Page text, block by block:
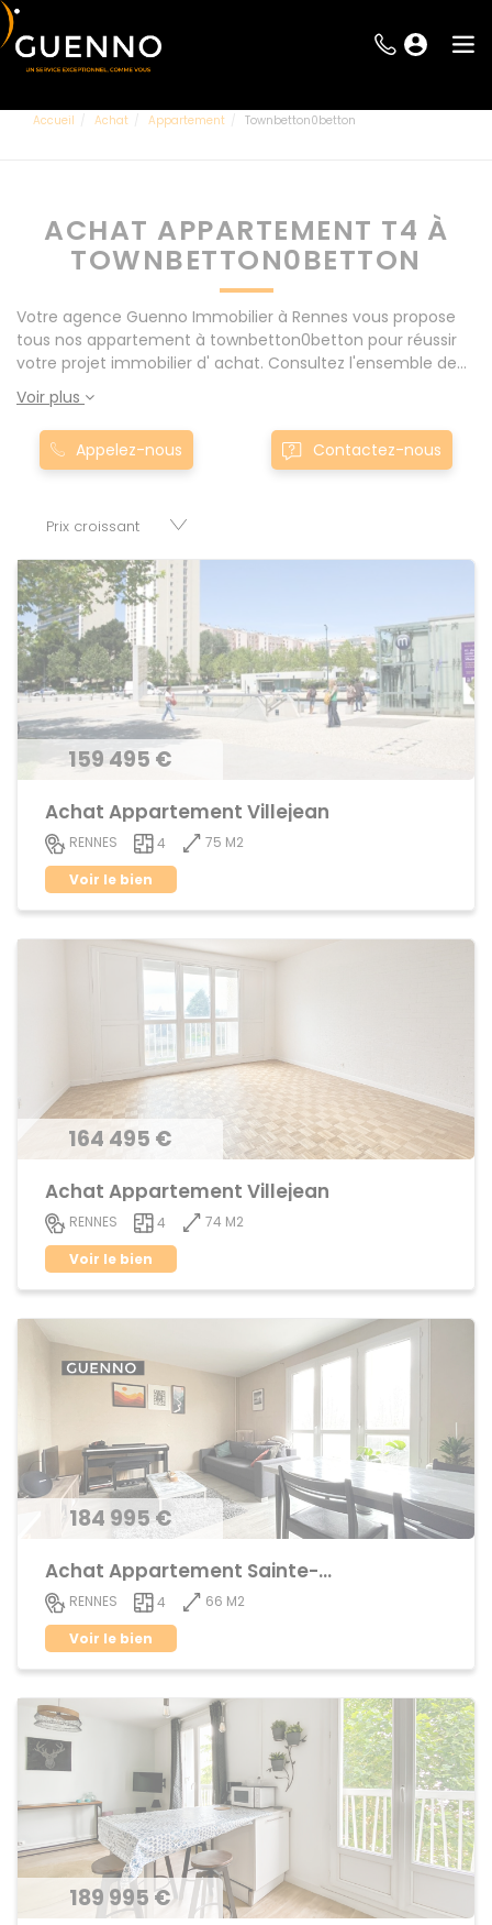
Accueil Achat Appartement Townbetton0betton
ACHAT APPARTEMENT T4 À
TOWNBETTON0BETTON
Votre agence Guenno Immobilier à Rennes vous propose
tous nos appartement à townbetton0betton pour réussir
votre projet immobilier d' achat. Consultez l'ensemble de
nos offres à Rennes mais également aux alentours : Le
Rheu, Pacé, Montgermont... Nos appartement T4 à
townbetton0betton sont proposés au meilleur prix du
marché pour permettre au plus grand nombre de réussir
appartements, maisons, immeubles, terrains et murs.
Voir plus
Appelez-nous Contactez-nous
159 495 €
Achat Appartement Villejean
RENNES 4
75 M2
Voir le bien
164 495 €
Achat Appartement Villejean
RENNES 4
74 M2
Voir le bien
184 995 €
Achat Appartement Sainte-Thérèse
RENNES 4
66 M2
Voir le bien
189 995 €